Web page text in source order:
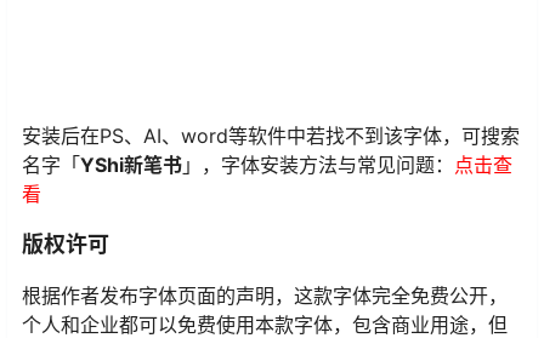
安装后在PS、AI、word等软件中若找不到该字体，可搜索
名字「YShi新笔书 」，字体安装方法与常见问题： 点击查
看
版权许可
根据作者发布字体页面的声明，这款字体完全免费公开，
个人和企业都可以免费使用本款字体，包含商业用途，但